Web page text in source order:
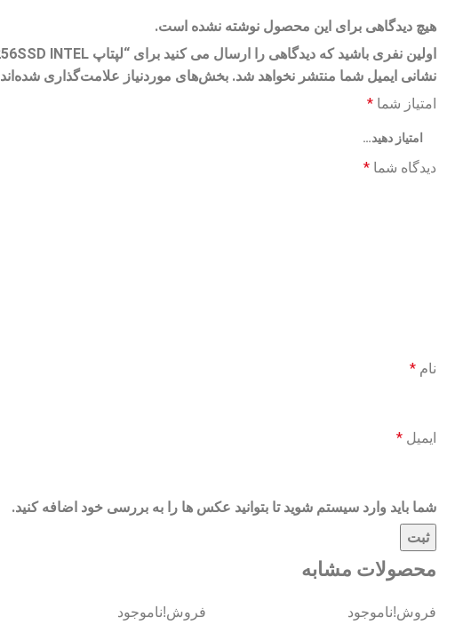
هیچ دیدگاهی برای این محصول نوشته نشده است.
اولین نفری باشید که دیدگاهی را ارسال می کنید برای “لپتاپ ASUS TP1401 FLIP N4500 4 256SSD INTEL”
نشانی ایمیل شما منتشر نخواهد شد. بخش‌های موردنیاز علامت‌گذاری شده‌اند
امتیاز شما *
دیدگاه شما *
نام *
ایمیل *
شما باید وارد سیستم شوید تا بتوانید عکس ها را به بررسی خود اضافه کنید.
محصولات مشابه
فروش!ناموجود فروش!ناموجود